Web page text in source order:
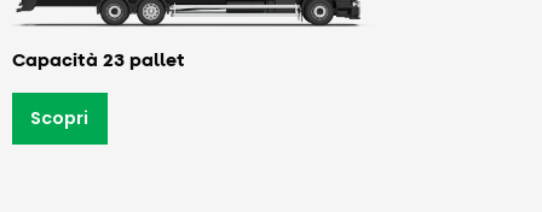
Capacità 23 pallet
Scopri